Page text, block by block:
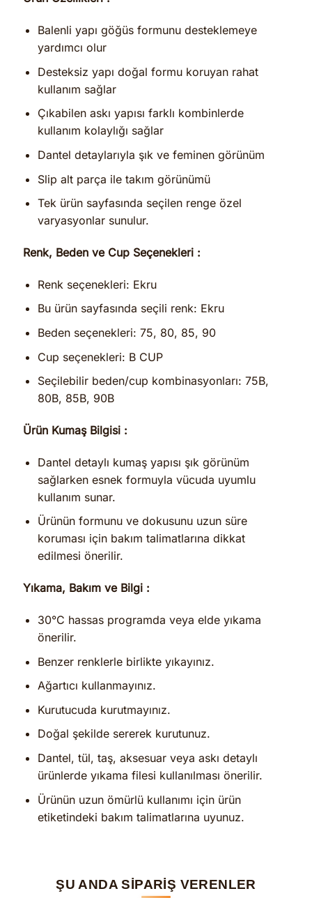
Balenli yapı göğüs formunu desteklemeye
yardımcı olur
Desteksiz yapı doğal formu koruyan rahat
kullanım sağlar
Çıkabilen askı yapısı farklı kombinlerde
kullanım kolaylığı sağlar
Dantel detaylarıyla şık ve feminen görünüm
Slip alt parça ile takım görünümü
Tek ürün sayfasında seçilen renge özel
varyasyonlar sunulur.
Renk, Beden ve Cup Seçenekleri :
Renk seçenekleri: Ekru
Bu ürün sayfasında seçili renk: Ekru
Beden seçenekleri: 75, 80, 85, 90
Cup seçenekleri: B CUP
Seçilebilir beden/cup kombinasyonları: 75B,
80B, 85B, 90B
Ürün Kumaş Bilgisi :
Dantel detaylı kumaş yapısı şık görünüm
sağlarken esnek formuyla vücuda uyumlu
kullanım sunar.
Ürünün formunu ve dokusunu uzun süre
koruması için bakım talimatlarına dikkat
edilmesi önerilir.
Yıkama, Bakım ve Bilgi :
30°C hassas programda veya elde yıkama
önerilir.
Benzer renklerle birlikte yıkayınız.
Ağartıcı kullanmayınız.
Kurutucuda kurutmayınız.
Doğal şekilde sererek kurutunuz.
Dantel, tül, taş, aksesuar veya askı detaylı
ürünlerde yıkama filesi kullanılması önerilir.
Ürünün uzun ömürlü kullanımı için ürün
etiketindeki bakım talimatlarına uyunuz.
ŞU ANDA SİPARİŞ VERENLER